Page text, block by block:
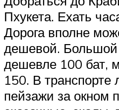
Пхукета. Ехать
Дорога вполне
дешевой. Большой
дешевле 100 бат,
150. В транспорте
пейзажи за окном